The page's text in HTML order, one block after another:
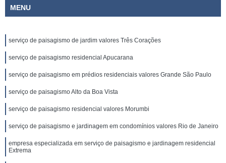
MENU
serviço de paisagismo de jardim valores Três Corações
serviço de paisagismo residencial Apucarana
serviço de paisagismo em prédios residenciais valores Grande São Paulo
serviço de paisagismo Alto da Boa Vista
serviço de paisagismo residencial valores Morumbi
serviço de paisagismo e jardinagem em condomínios valores Rio de Janeiro
empresa especializada em serviço de paisagismo e jardinagem residencial
Extrema